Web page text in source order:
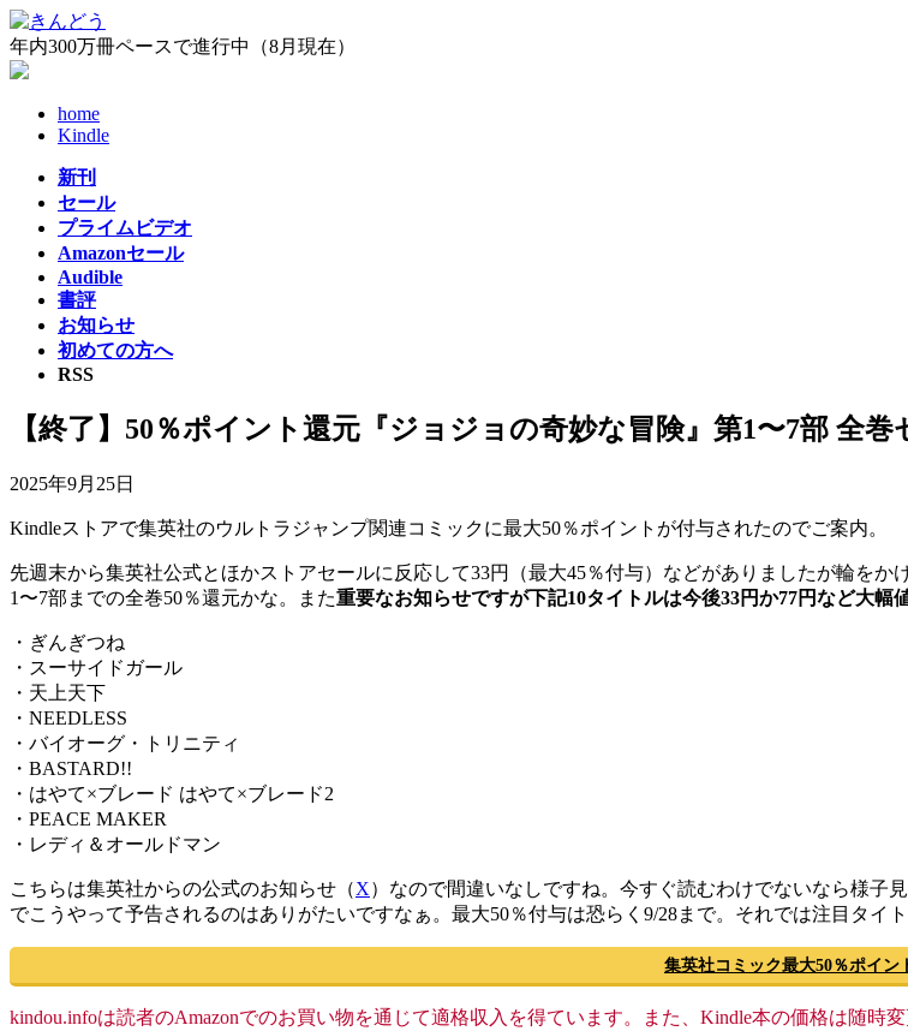
コ
ン
テ
ナ
ビ
ゲ
年内300万冊ペースで進行中（8月現在）
home
Kindle
新刊
セール
プライムビデオ
Amazonセール
Audible
書評
お知らせ
初めての方へ
RSS
【終了】50％ポイント還元『ジョジョの奇妙な冒険』第1〜7部 全巻
2025年9月25日
Kindleストアで集英社のウルトラジャンプ関連コミックに最大50％ポイントが付与されたのでご案内。
先週末から集英社公式とほかストアセールに反応して33円（最大45％付与）などがありましたが輪を
1〜7部までの全巻50％還元かな。また重要なお知らせですが下記10タイトルは今後33円か77円など大幅
・ぎんぎつね
・スーサイドガール
・天上天下
・NEEDLESS
・バイオーグ・トリニティ
・BASTARD!!
・はやて×ブレード はやて×ブレード2
・PEACE MAKER
・レディ＆オールドマン
こちらは集英社からの公式のお知らせ（X）なので間違いなしですね。今すぐ読むわけでないなら様子
でこうやって予告されるのはありがたいですなぁ。最大50％付与は恐らく9/28まで。それでは注目タイ
集英社コミック最大50％ポイン
kindou.infoは読者のAmazonでのお買い物を通じて適格収入を得ています。また、Kindle本の価格は随時